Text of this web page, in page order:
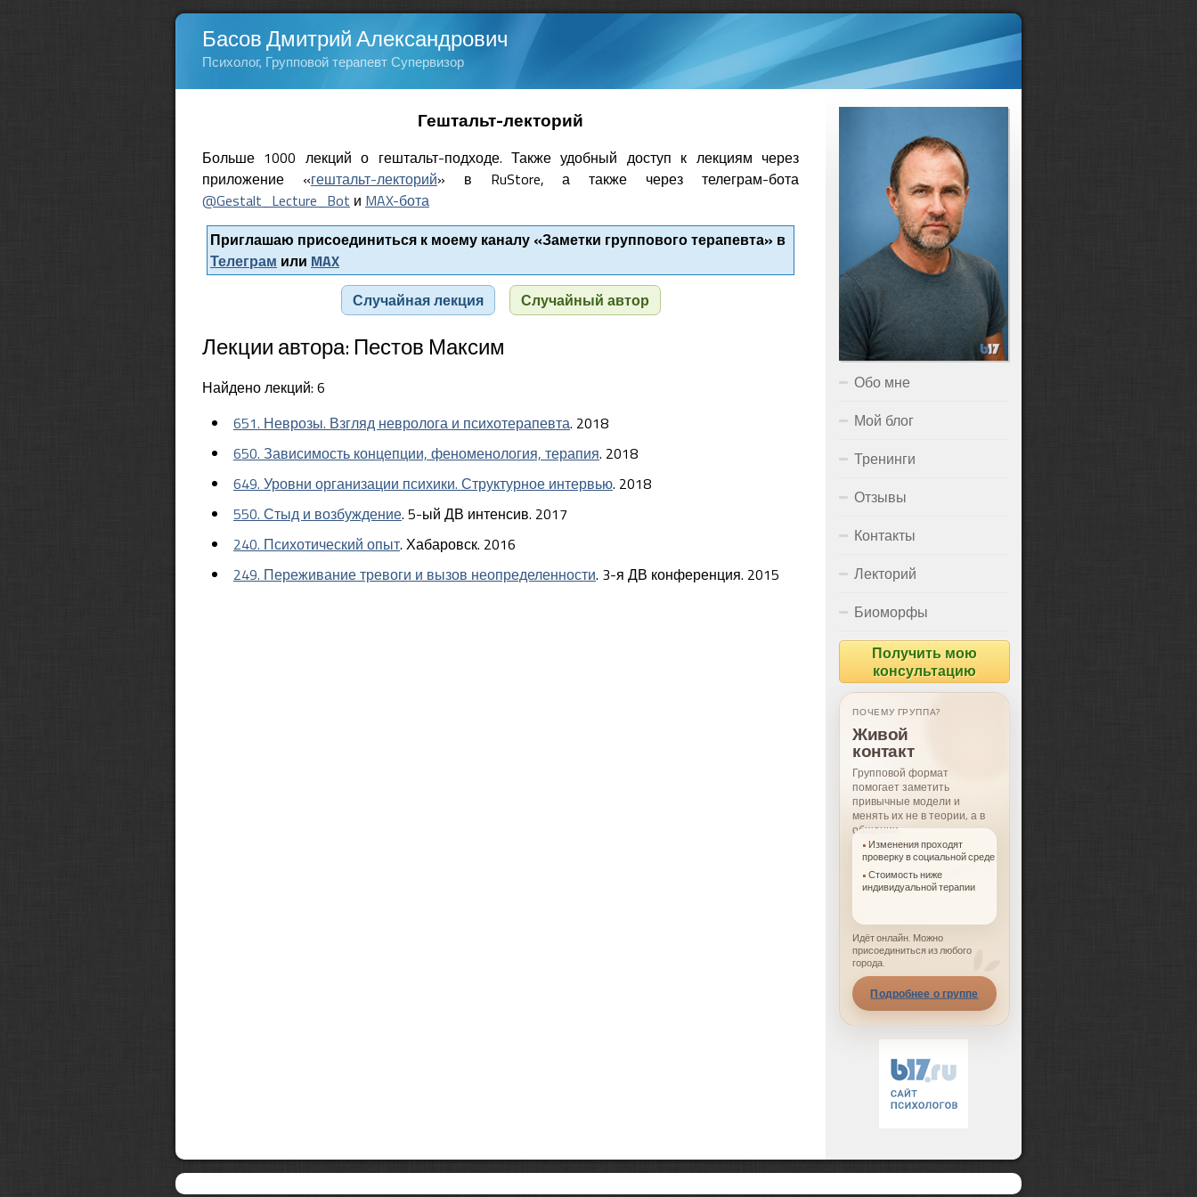
Басов Дмитрий Александрович
Психолог, Групповой терапевт Супервизор
Гештальт-лекторий
Больше 1000 лекций о гештальт-подходе. Также удобный доступ к лекциям через
приложение «гештальт-лекторий» в RuStore, а также через телеграм-бота
@Gestalt_Lecture_Bot и MAX-бота
Приглашаю присоединиться к моему каналу «Заметки группового терапевта» в
Телеграм или MAX
Случайная лекция
Случайный автор
Лекции автора: Пестов Максим
Найдено лекций: 6
651. Неврозы. Взгляд невролога и психотерапевта. 2018
650. Зависимость концепции, феноменология, терапия. 2018
649. Уровни организации психики. Структурное интервью. 2018
550. Стыд и возбуждение. 5-ый ДВ интенсив. 2017
240. Психотический опыт. Хабаровск. 2016
249. Переживание тревоги и вызов неопределенности. 3-я ДВ конференция. 2015
Обо мне
Мой блог
Тренинги
Отзывы
Контакты
Лекторий
Биоморфы
Получить мою
консультацию
ПОЧЕМУ ГРУППА?
Живой
контакт
Групповой формат
помогает заметить
привычные модели и
менять их не в теории, а в
общении.
Изменения проходят
проверку в социальной среде
Стоимость ниже
индивидуальной терапии
Идёт онлайн. Можно
присоединиться из любого
города.
Подробнее о группе